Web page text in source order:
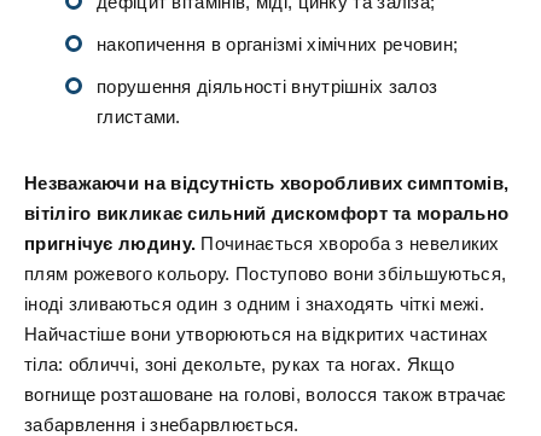
накопичення в організмі хімічних речовин;
порушення діяльності внутрішніх залоз
глистами.
Незважаючи на відсутність хворобливих симптомів,
вітіліго викликає сильний дискомфорт та морально
пригнічує людину. Починається хвороба з невеликих
плям рожевого кольору. Поступово вони збільшуються,
іноді зливаються один з одним і знаходять чіткі межі.
Найчастіше вони утворюються на відкритих частинах
тіла: обличчі, зоні декольте, руках та ногах. Якщо
вогнище розташоване на голові, волосся також втрачає
забарвлення і знебарвлюється.